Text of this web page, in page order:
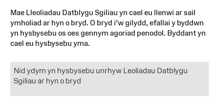
Mae Lleoliadau Datblygu Sgiliau yn cael eu llenwi ar sail
ymholiad ar hyn o bryd. O bryd i'w gilydd, efallai y byddwn
yn hysbysebu os oes gennym agoriad penodol. Byddant yn
cael eu hysbysebu yma.
Nid ydym yn hysbysebu unrhyw Leoliadau Datblygu
Sgiliau ar hyn o bryd